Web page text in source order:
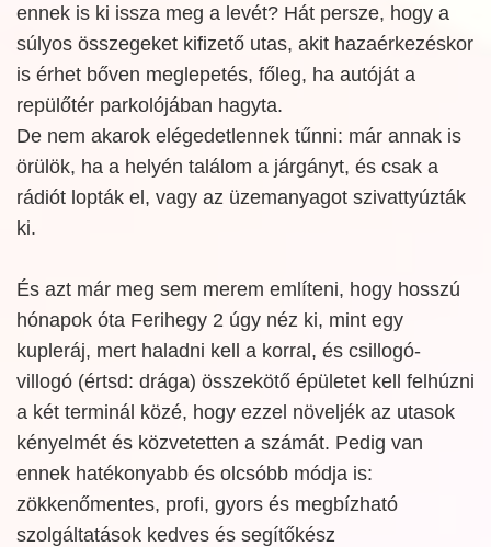
ennek is ki issza meg a levét? Hát persze, hogy a
súlyos összegeket kifizető utas, akit hazaérkezéskor
is érhet bőven meglepetés, főleg, ha autóját a
repülőtér parkolójában hagyta.
De nem akarok elégedetlennek tűnni: már annak is
örülök, ha a helyén találom a járgányt, és csak a
rádiót lopták el, vagy az üzemanyagot szivattyúzták
ki.
És azt már meg sem merem említeni, hogy hosszú
hónapok óta Ferihegy 2 úgy néz ki, mint egy
kupleráj, mert haladni kell a korral, és csillogó-
villogó (értsd: drága) összekötő épületet kell felhúzni
a két terminál közé, hogy ezzel növeljék az utasok
kényelmét és közvetetten a számát. Pedig van
ennek hatékonyabb és olcsóbb módja is:
zökkenőmentes, profi, gyors és megbízható
szolgáltatások kedves és segítőkész